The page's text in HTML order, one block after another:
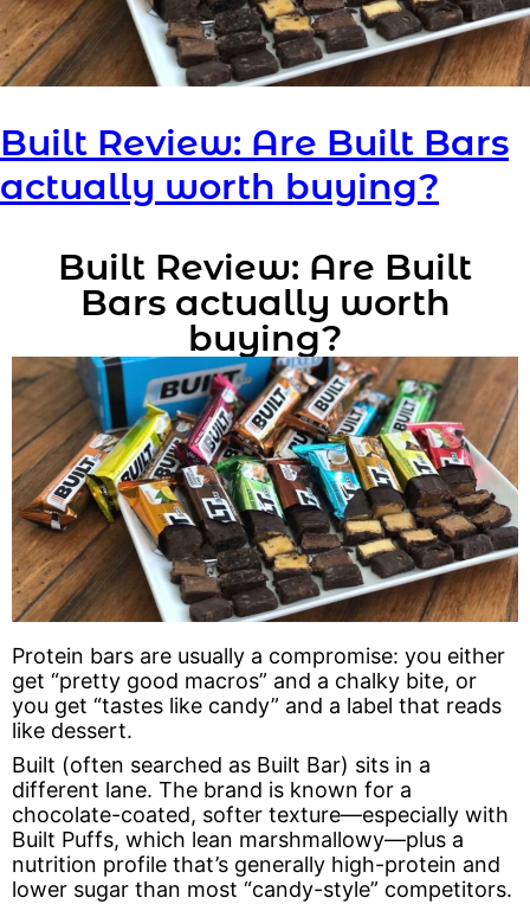
Built Review: Are Built Bars
actually worth buying?
Built Review: Are Built
Bars actually worth
buying?
Protein bars are usually a compromise: you either
get “pretty good macros” and a chalky bite, or
you get “tastes like candy” and a label that reads
like dessert.
Built (often searched as Built Bar) sits in a
different lane. The brand is known for a
chocolate-coated, softer texture—especially with
Built Puffs, which lean marshmallowy—plus a
nutrition profile that’s generally high-protein and
lower sugar than most “candy-style” competitors.